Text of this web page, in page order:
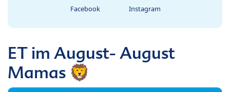
Facebook Instagram
ET im August- August
Mamas 🦁